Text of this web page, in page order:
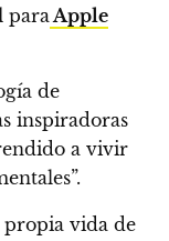
paraApple
de
inspiradoras
a vivir
propia vida de